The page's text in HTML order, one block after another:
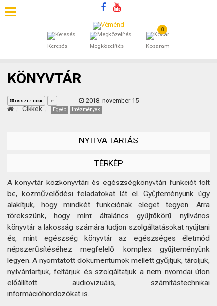
Keresés Megközelítés
0
Kosaram
SZÁLLÁSOK
ÁLTALÁNOS SZERZŐDÉSI FELTÉTELEK
KINCSES BARANYA VÉMÉND
KÖNYVTÁR
ÖSSZES CIKK 2018. november 15.
Cikkek Egyéb Intézmények
NYITVA TARTÁS
TÉRKÉP
A könyvtár közkönyvtári és egészségkönyvtári funkciót tölt
be, közművelődési feladatokat lát el. Gyűjteményünk úgy
alakítjuk, hogy mindkét funkciónak eleget tegyen. Arra
törekszünk, hogy mint általános gyűjtőkörű nyilvános
könyvtár a lakosság számára tudjon szolgáltatásokat nyújtani
és, mint egészség könyvtár az egészséges életmód
népszerűsítéséhez megfelelő komplex gyűjteményünk
legyen. A nyomtatott dokumentumok mellett gyűjtjük, tároljuk,
nyilvántartjuk, feltárjuk és szolgáltatjuk a nem nyomdai úton
előállított audiovizuális, számítástechnikai
információhordozókat is.